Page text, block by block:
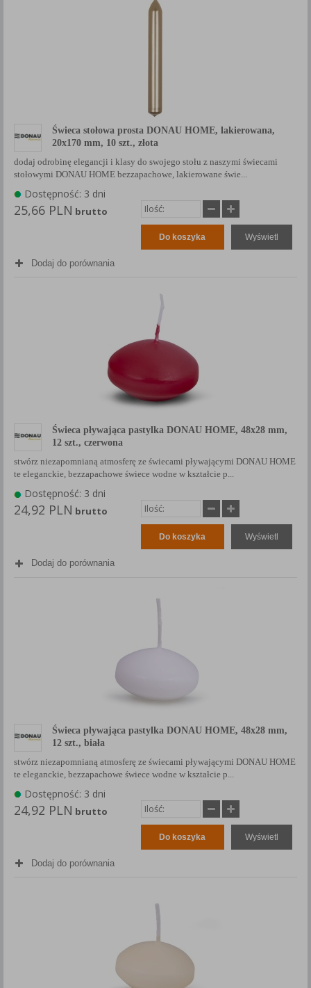
Świeca stołowa prosta DONAU HOME, lakierowana,
20x170 mm, 10 szt., złota
dodaj odrobinę elegancji i klasy do swojego stołu z naszymi świecami
stołowymi DONAU HOME bezzapachowe, lakierowane świe...
Dostępność: 3 dni
25,66 PLN brutto
Do koszyka Wyświetl
Dodaj do porównania
Świeca pływająca pastylka DONAU HOME, 48x28 mm,
12 szt., czerwona
stwórz niezapomnianą atmosferę ze świecami pływającymi DONAU HOME
te eleganckie, bezzapachowe świece wodne w kształcie p...
Dostępność: 3 dni
24,92 PLN brutto
Do koszyka Wyświetl
Dodaj do porównania
Świeca pływająca pastylka DONAU HOME, 48x28 mm,
12 szt., biała
stwórz niezapomnianą atmosferę ze świecami pływającymi DONAU HOME
te eleganckie, bezzapachowe świece wodne w kształcie p...
Dostępność: 3 dni
24,92 PLN brutto
Do koszyka Wyświetl
Dodaj do porównania